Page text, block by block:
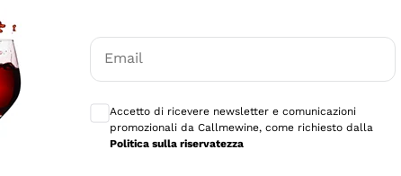
Email
Accetto di ricevere newsletter e comunicazioni
promozionali da Callmewine, come richiesto dalla
Politica sulla riservatezza